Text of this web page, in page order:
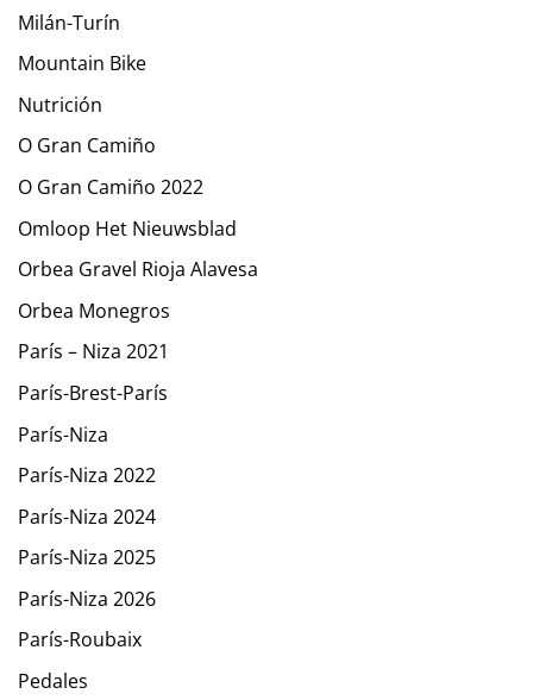
Milán-Turín
Mountain Bike
Nutrición
O Gran Camiño
O Gran Camiño 2022
Omloop Het Nieuwsblad
Orbea Gravel Rioja Alavesa
Orbea Monegros
París – Niza 2021
París-Brest-París
París-Niza
París-Niza 2022
París-Niza 2024
París-Niza 2025
París-Niza 2026
París-Roubaix
Pedales